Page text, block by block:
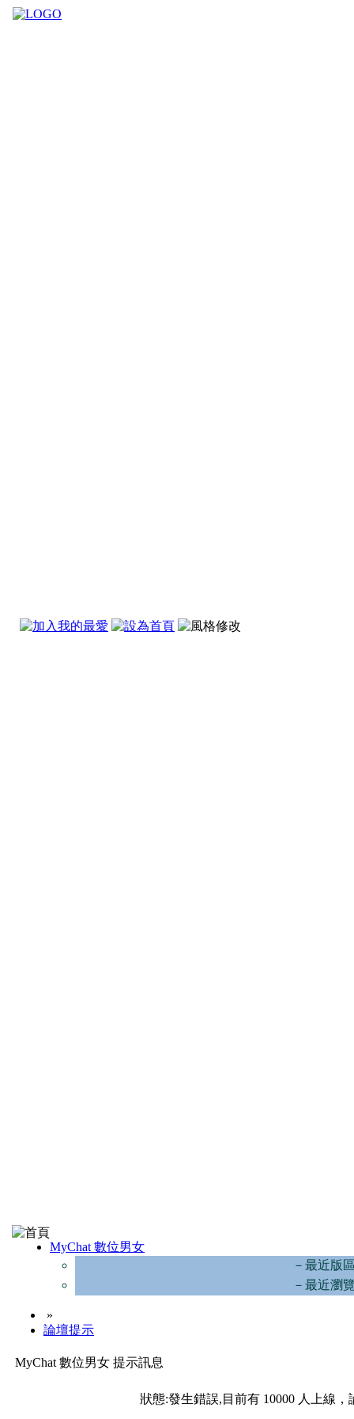
MyChat 數位男女
－最近版
－最近瀏
»
論壇提示
MyChat 數位男女 提示訊息
狀態:發生錯誤,目前有 10000 人上線